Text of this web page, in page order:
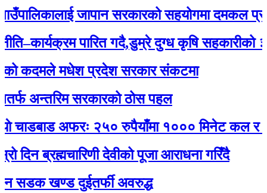
जापान सरकारको सहयोगमा दमकल प्रदान
पारित गदै,डुम्रे दुग्ध कृषि सहकारीको ३२ औं
मधेश प्रदेश सरकार संकटमा
सरकारको ठोस पहल
अफरः २५० रुपैयाँमा १००० मिनेट कल र नेट
ब्रह्मचारिणी देवीको पूजा आराधना गरिँदै
खण्ड दुईतर्फी अवरुद्ध